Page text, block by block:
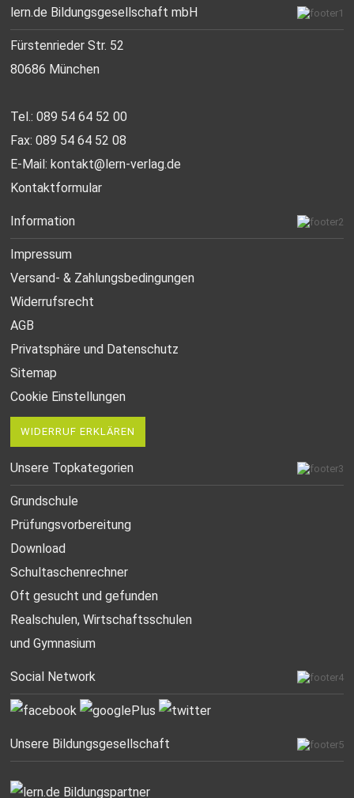
lern.de Bildungsgesellschaft mbH
Fürstenrieder Str. 52
80686 München
Tel.: 089 54 64 52 00
Fax: 089 54 64 52 08
E-Mail:kontakt@lern-verlag.de
Kontaktformular
Information
Impressum
Versand- & Zahlungsbedingungen
Widerrufsrecht
AGB
Privatsphäre und Datenschutz
Sitemap
Cookie Einstellungen
WIDERRUF ERKLÄREN
Unsere Topkategorien
Grundschule
Prüfungsvorbereitung
Download
Schultaschenrechner
Oft gesucht und gefunden
Realschulen,Wirtschaftsschulen
und Gymnasium
Social Network
Unsere Bildungsgesellschaft